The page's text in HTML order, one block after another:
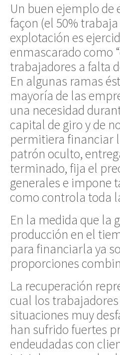
Un buen ejemplo de
façon (el 50%
explotación es
enmascarado como
trabajadores a falta
En algunas ramas
mayoría de las
una necesidad
capital de giro y de
permitiera financiar
patrón oculto,
terminado, fija el
generales e impone
como controla toda
En la medida que la
producción en el
para financiarla ya
proporciones
La recuperación
cual los
situaciones muy
han sufrido fuertes
endeudadas con